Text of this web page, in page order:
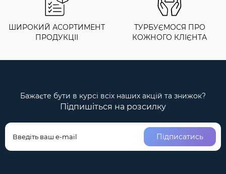
ШИРОКИЙ АСОРТИМЕНТ
ПРОДУКЦІІ
ТУРБУЄМОСЯ ПРО
КОЖНОГО КЛІЄНТА
Бажаєте бути в курсі всіх наших акцій та знижок?
Підпишіться на розсилку
Підписатись